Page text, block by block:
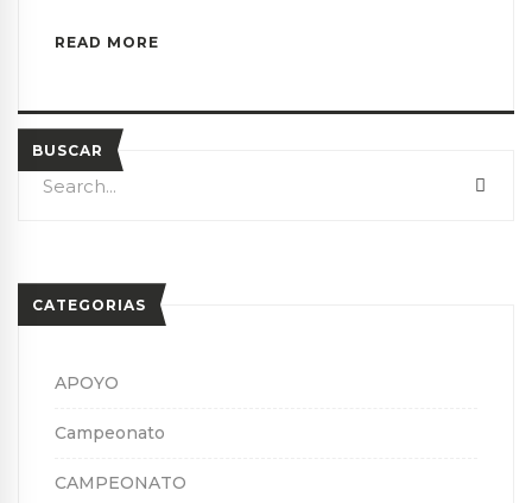
READ MORE
BUSCAR
Search
CATEGORIAS
APOYO
Campeonato
CAMPEONATO